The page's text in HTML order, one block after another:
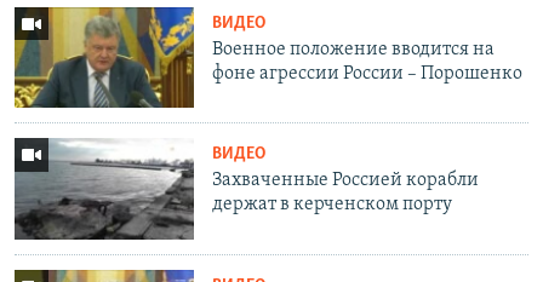
ВИДЕО
Военное положение вводится на
фоне агрессии России – Порошенко
ВИДЕО
Захваченные Россией корабли
держат в керченском порту